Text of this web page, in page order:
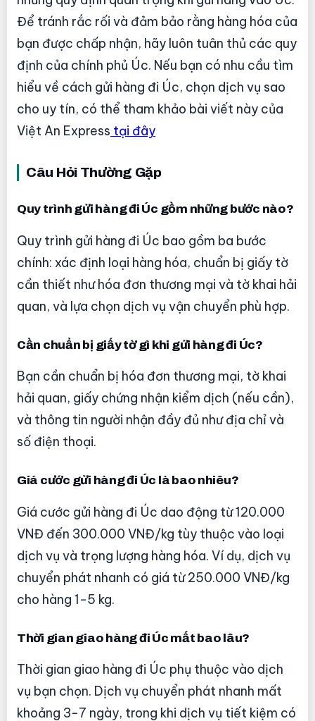
Để tránh rắc rối và đảm bảo rằng hàng hóa của
bạn được chấp nhận, hãy luôn tuân thủ các quy
định của chính phủ Úc. Nếu bạn có nhu cầu tìm
hiểu về cách gửi hàng đi Úc, chọn dịch vụ sao
cho uy tín, có thể tham khảo bài viết này của
Việt An Express tại đây
Câu Hỏi Thường Gặp
Quy trình gửi hàng đi Úc gồm những bước nào?
Quy trình gửi hàng đi Úc bao gồm ba bước
chính: xác định loại hàng hóa, chuẩn bị giấy tờ
cần thiết như hóa đơn thương mại và tờ khai hải
quan, và lựa chọn dịch vụ vận chuyển phù hợp.
Cần chuẩn bị giấy tờ gì khi gửi hàng đi Úc?
Bạn cần chuẩn bị hóa đơn thương mại, tờ khai
hải quan, giấy chứng nhận kiểm dịch (nếu cần),
và thông tin người nhận đầy đủ như địa chỉ và
số điện thoại.
Giá cước gửi hàng đi Úc là bao nhiêu?
Giá cước gửi hàng đi Úc dao động từ 120.000
VNĐ đến 300.000 VNĐ/kg tùy thuộc vào loại
dịch vụ và trọng lượng hàng hóa. Ví dụ, dịch vụ
chuyển phát nhanh có giá từ 250.000 VNĐ/kg
cho hàng 1-5 kg.
Thời gian giao hàng đi Úc mất bao lâu?
Thời gian giao hàng đi Úc phụ thuộc vào dịch
vụ bạn chọn. Dịch vụ chuyển phát nhanh mất
khoảng 3-7 ngày, trong khi dịch vụ tiết kiệm có